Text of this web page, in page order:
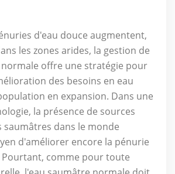
d'eau douce augmentent,
les zones arides, la gestion de
offre une stratégie pour
des besoins en eau
en expansion. Dans une
la présence de sources
saumâtres dans le monde
d'améliorer encore la pénurie
comme pour toute